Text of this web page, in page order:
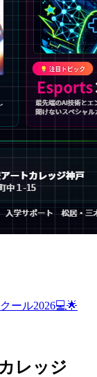
ール2026💻🌟
レッジ